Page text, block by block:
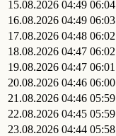
15.08.2026 04:49 06:04
16.08.2026 04:49 06:03
17.08.2026 04:48 06:02
18.08.2026 04:47 06:02
19.08.2026 04:47 06:01
20.08.2026 04:46 06:00
21.08.2026 04:46 05:59
22.08.2026 04:45 05:59
23.08.2026 04:44 05:58